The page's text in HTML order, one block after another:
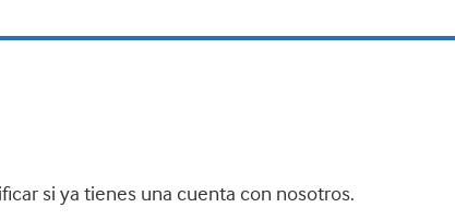
si ya tienes una cuenta con nosotros.